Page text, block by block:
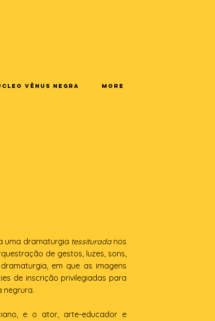
Vênus Negra More
uma dramaturgia tessituradanos
de gestos, luzes, sons,
em que as imagens
de inscrição privilegiadas para
negrura.
e o ator, arte-educador e